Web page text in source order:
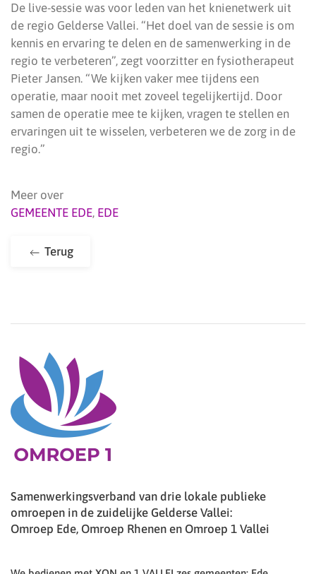
De live-sessie was voor leden van het knienetwerk uit
de regio Gelderse Vallei. “Het doel van de sessie is om
kennis en ervaring te delen en de samenwerking in de
regio te verbeteren”, zegt voorzitter en fysiotherapeut
Pieter Jansen. “We kijken vaker mee tijdens een
operatie, maar nooit met zoveel tegelijkertijd. Door
samen de operatie mee te kijken, vragen te stellen en
ervaringen uit te wisselen, verbeteren we de zorg in de
regio.”
Meer over
GEMEENTE EDE, EDE
Terug
Samenwerkingsverband van drie lokale publieke
omroepen in de zuidelijke Gelderse Vallei:
Omroep Ede, Omroep Rhenen en Omroep 1 Vallei